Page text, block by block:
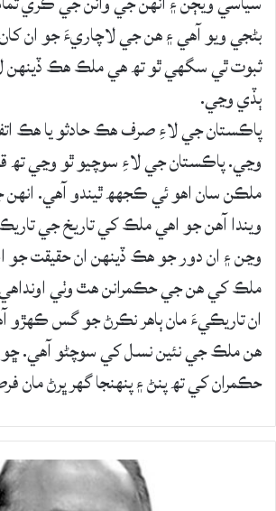
بڻجي ويو آھي ۽ ھن جي لاچاريءَ جو ان
ثبوت ٿي سگھي ٿو تھ ھي ملڪ ھڪ ڏينھن
ٻڏي وڃي.
پاڪستان جي لاءِ صرف ھڪ حادثو يا ھڪ
وڃي. پاڪستان جي لاءِ سوچيو ٿو وڃي تھ
ملڪن سان اھو ئي ڪجھھ ٿيندو آھي. انھن
ويندا آھن جو اھي ملڪ کي تاريخ جي
وڃن ۽ ان دور جو ھڪ ڏينھن ان حقيقت
ملڪ کي ھن جي حڪمرانن ھٿ وٺي
ان تاريڪيءَ مان ٻاھر نڪرڻ جو گس ڪھڙو
ھن ملڪ جي نئين نسل کي سوچڻو آھي.
حڪمران کي تھ پنڻ ۽ پنھنجا گھر ڀرڻ مان